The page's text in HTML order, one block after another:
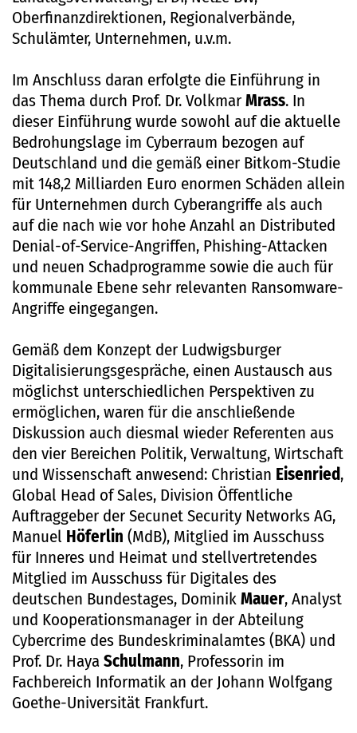
Oberfinanzdirektionen, Regionalverbände,
Schulämter, Unternehmen, u.v.m.
Im Anschluss daran erfolgte die Einführung in
das Thema durch Prof. Dr. VolkmarMrass. In
dieser Einführung wurde sowohl auf die aktuelle
Bedrohungslage im Cyberraum bezogen auf
Deutschland und die gemäß einer Bitkom-Studie
mit 148,2 Milliarden Euro enormen Schäden allein
für Unternehmen durch Cyberangriffe als auch
auf die nach wie vor hohe Anzahl an Distributed
Denial-of-Service-Angriffen, Phishing-Attacken
und neuen Schadprogramme sowie die auch für
kommunale Ebene sehr relevanten Ransomware-
Angriffe eingegangen.
Gemäß dem Konzept der Ludwigsburger
Digitalisierungsgespräche, einen Austausch aus
möglichst unterschiedlichen Perspektiven zu
ermöglichen, waren für die anschließende
Diskussion auch diesmal wieder Referenten aus
den vier Bereichen Politik, Verwaltung, Wirtschaft
und Wissenschaft anwesend: Christian Eisenried,
Global Head of Sales, Division Öffentliche
Auftraggeber der Secunet Security Networks AG,
Manuel Höferlin (MdB), Mitglied im Ausschuss
für Inneres und Heimat und stellvertretendes
Mitglied im Ausschuss für Digitales des
deutschen Bundestages, DominikMauer, Analyst
und Kooperationsmanager in der Abteilung
Cybercrime des Bundeskriminalamtes (BKA) und
Prof. Dr. HayaSchulmann, Professorin im
Fachbereich Informatik an der Johann Wolfgang
Goethe-Universität Frankfurt.